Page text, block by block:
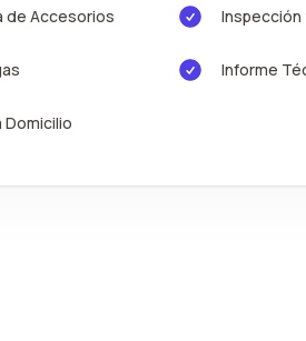
de Accesorios Inspección
Informe